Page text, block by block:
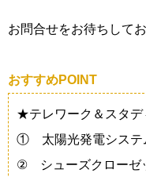
お問合せをお待ちしてお
おすすめPOINT
★テレワーク＆スタ
① 太陽光発電システ
② シューズクローゼ